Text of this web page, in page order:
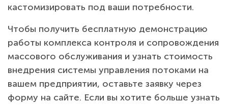
кастомизировать под ваши потребности.
Чтобы получить бесплатную демонстрацию
работы комплекса контроля и сопровождения
массового обслуживания и узнать стоимость
внедрения системы управления потоками на
вашем предприятии, оставьте заявку через
форму на сайте. Если вы хотите больше узнать